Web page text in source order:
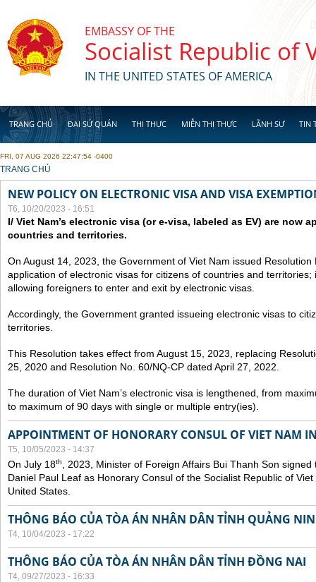
EMBASSY OF THE
Socialist Republic of
IN THE UNITED STATES OF AMERICA
TRANG CHỦ ĐẠI SỨ QUÁN THỊ THỰC MIỄN THỊ THỰC LÃNH SỰ TIN
FRI, 07 AUG 2026 22:47:54 -0400
YOU ARE HERE
TRANG CHỦ
NEW POLICY ON ELECTRONIC VISA AND VISA
T6, 10/20/2023 - 16:51
I/ Viet Nam’s electronic visa (or e-visa, labeled as EV) are now
countries and territories.
On August 14, 2023, the Government of Viet Nam issued
application of electronic visas for citizens of countries and
allowing foreigners to enter and exit by electronic visas.
Accordingly, the Government granted issueing electronic visas to
territories.
This Resolution takes effect from August 15, 2023, replacing
25, 2020 and Resolution No. 60/NQ-CP dated April 27, 2022.
The duration of Viet Nam’s electronic visa is lengthened, from
to maximum of 90 days with single or multiple entry(ies).
APPOINTMENT OF HONORARY CONSUL OF VIET NAM
T5, 10/05/2023 - 14:37
On July 18th
, 2023, Minister of Foreign Affairs Bui Thanh Son
Daniel Paul Leaf as Honorary Consul of the Socialist Republic of
United States.
THÔNG BÁO CỦA TÒA ÁN NHÂN DÂN TỈNH QUẢNG
T4, 10/04/2023 - 17:22
THÔNG BÁO CỦA TÒA ÁN NHÂN DÂN TỈNH ĐỒNG NAI
T4, 09/27/2023 - 16:33